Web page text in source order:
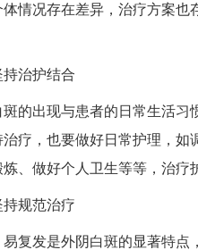
情况存在差异，治疗方案
持治护结合
斑的出现与患者的日常生活习
治疗，也要做好日常护理，
、做好个人卫生等等，治疗
持规范治疗
复发是外阴白斑的显著特点